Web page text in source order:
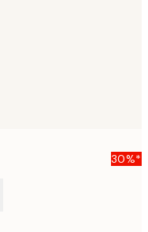
30%*